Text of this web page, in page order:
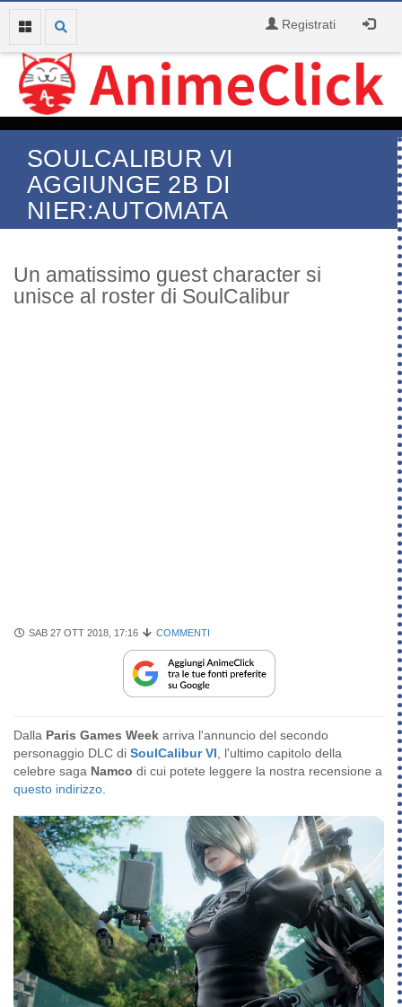
Registrati
SOULCALIBUR VI
AGGIUNGE 2B DI
NIER:AUTOMATA
Un amatissimo guest character si
unisce al roster di SoulCalibur
SAB 27 OTT 2018, 17:16 COMMENTI
Dalla Paris Games Week arriva l'annuncio del secondo
personaggio DLC di SoulCalibur VI, l'ultimo capitolo della
celebre saga Namco di cui potete leggere la nostra recensione a
questo indirizzo.